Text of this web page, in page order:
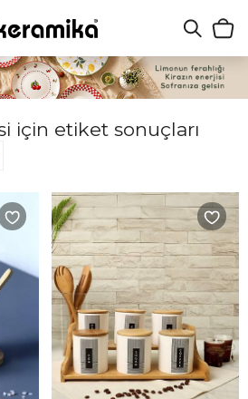
için etiket sonuçları